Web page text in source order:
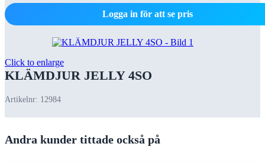
Logga in för att se pris
Click to enlarge
KLÄMDJUR JELLY 4SO
Artikelnr: 12984
Andra kunder tittade också på